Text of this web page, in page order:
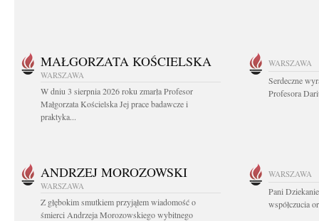
MAŁGORZATA KOŚCIELSKA
WARSZAWA
W dniu 3 sierpnia 2026 roku zmarła Profesor
Małgorzata Kościelska Jej prace badawcze i
praktyka...
WARSZAWA
Serdeczne
Profesora
ANDRZEJ MOROZOWSKI
WARSZAWA
Z głębokim smutkiem przyjąłem wiadomość o
śmierci Andrzeja Morozowskiego wybitnego
WARSZAWA
Pani
współczucia